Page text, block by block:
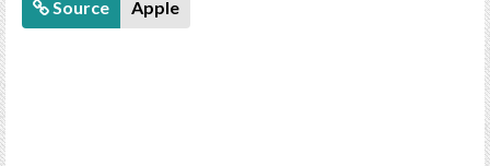
Source Apple